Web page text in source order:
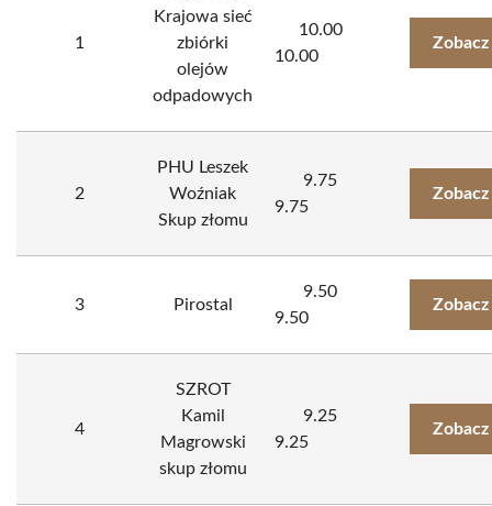
1
Krajowa sieć
zbiórki
olejów
odpadowych
10.00
10.00
2
PHU Leszek
Woźniak
Skup złomu
9.75
9.75
3 Pirostal
9.50
9.50
4
SZROT
Kamil
Magrowski
skup złomu
9.25
9.25